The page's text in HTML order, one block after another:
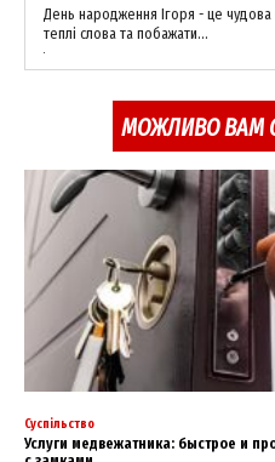
Company
День народження Ігоря - це чудова
теплі слова та побажати...
МОЖЛИВО ВАМ
Суспільство
Услуги медвежатника: быстрое и